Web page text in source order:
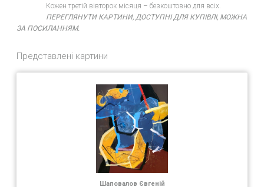
Кожен третій вівторок місяця – безкоштовно для всіх.
ПЕРЕГЛЯНУТИ КАРТИНИ, ДОСТУПНІ ДЛЯ КУПІВЛІ, МОЖНА
ЗА ПОСИЛАННЯМ.
Представлені картини
Шаповалов Євгеній